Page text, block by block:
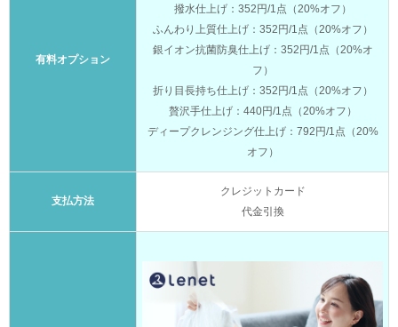
有料オプション
撥水仕上げ：352円/1点（20%オフ）
ふんわり上質仕上げ：352円/1点（20%オフ）
銀イオン抗菌防臭仕上げ：352円/1点（20%オ
フ）
折り目長持ち仕上げ：352円/1点（20%オフ）
贅沢手仕上げ：440円/1点（20%オフ）
ディープクレンジング仕上げ：792円/1点（20%
オフ）
支払方法
クレジットカード
代金引換